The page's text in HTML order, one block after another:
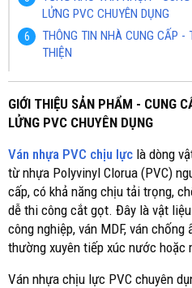
LỬNG PVC CHUYÊN DỤNG
THÔNG TIN NHÀ CUNG CẤP -
THIỆN
GIỚI THIỆU SẢN PHẨM - CUNG
LỬNG PVC CHUYÊN DỤNG
Ván nhựa PVC chịu lực là dòng
từ nhựa Polyvinyl Clorua (PVC)
cấp, có khả năng chịu tải trọng,
dễ thi công cắt gọt. Đây là vật
công nghiệp, ván MDF, ván
thường xuyên tiếp xúc nước hoặc
Ván nhựa chịu lực PVC chuyên